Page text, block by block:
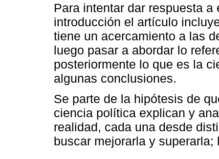
Para intentar dar respuesta
introducción el artículo
tiene un acercamiento a las
luego pasar a abordar lo
posteriormente lo que es la
algunas conclusiones.
Se parte de la hipótesis de
ciencia política explican y
realidad, cada una desde
buscar mejorarla y